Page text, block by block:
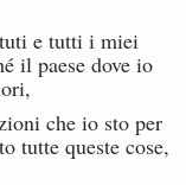
e tutti i miei
il paese dove io
che io sto per
tutte queste cose,